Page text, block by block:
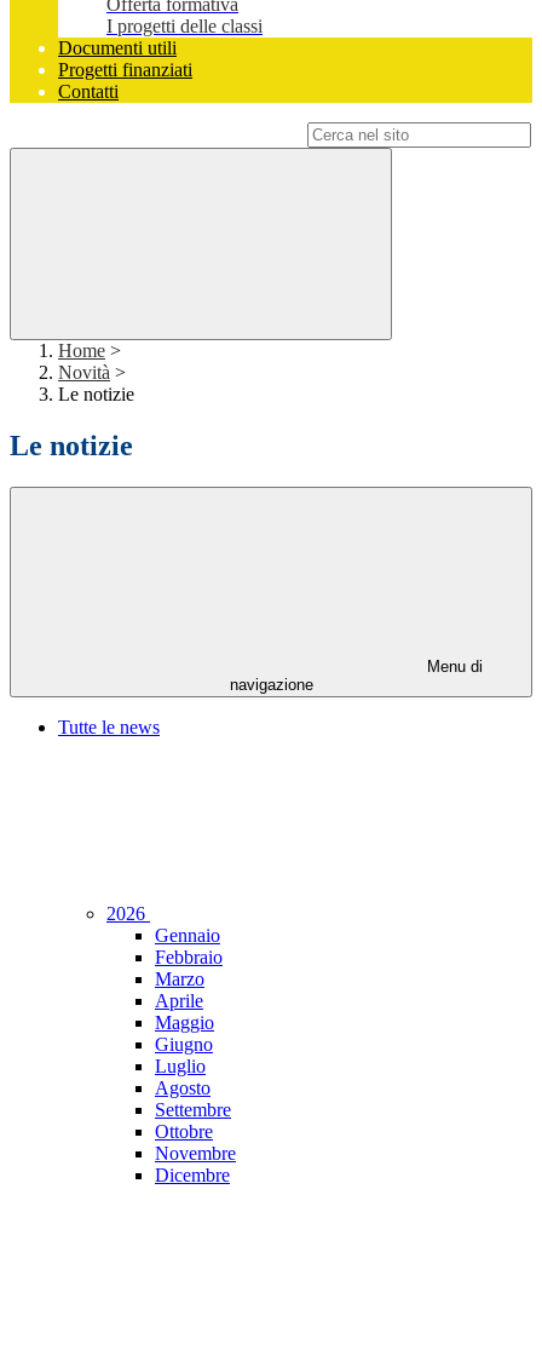
Offerta formativa
I progetti delle classi
Documenti utili
Progetti finanziati
Contatti
Home >
Novità >
Le notizie
Le notizie
Menu di
navigazione
Tutte le news
2026
Gennaio
Febbraio
Marzo
Aprile
Maggio
Giugno
Luglio
Agosto
Settembre
Ottobre
Novembre
Dicembre